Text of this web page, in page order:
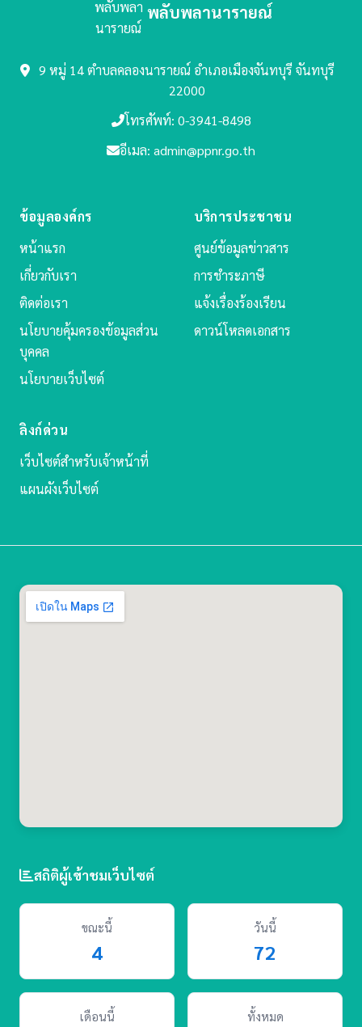
พลับพลานารายณ์
9 หมู่ 14 ตำบลคลองนารายณ์ อำเภอเมืองจันทบุรี จันทบุรี
22000
โทรศัพท์: 0-3941-8498
อีเมล: admin@ppnr.go.th
ข้อมูลองค์กร
หน้าแรก
เกี่ยวกับเรา
ติดต่อเรา
นโยบายคุ้มครองข้อมูลส่วน
บุคคล
นโยบายเว็บไซต์
บริการประชาชน
ศูนย์ข้อมูลข่าวสาร
การชำระภาษี
แจ้งเรื่องร้องเรียน
ดาวน์โหลดเอกสาร
ลิงก์ด่วน
เว็บไซต์สำหรับเจ้าหน้าที่
แผนผังเว็บไซต์
สถิติผู้เข้าชมเว็บไซต์
ขณะนี้
4
วันนี้
72
เดือนนี้ ทั้งหมด